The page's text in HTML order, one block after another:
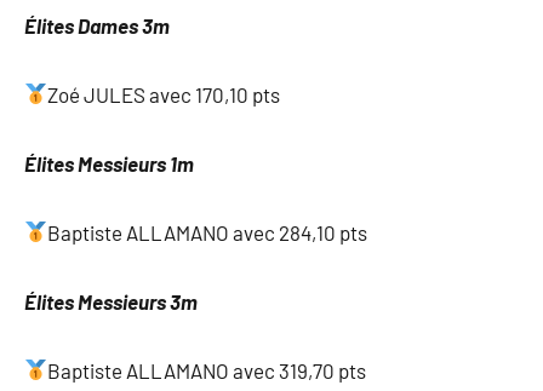
Élites Dames 3m
Zoé JULES avec 170,10 pts
Élites Messieurs 1m
Baptiste ALLAMANO avec 284,10 pts
Élites Messieurs 3m
Baptiste ALLAMANO avec 319,70 pts